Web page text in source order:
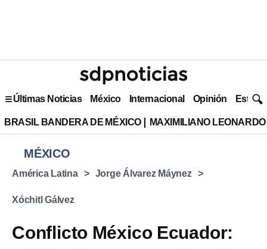
Últimas Noticias México Internacional Opinión Estilo
BRASIL BANDERA DE MÉXICO MAXIMILIANO
MÉXICO
América Latina Jorge Álvarez Máynez
Xóchitl Gálvez
Conflicto México Ecuador: